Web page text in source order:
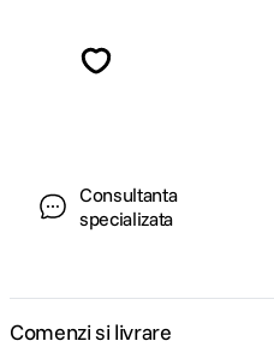
Consultanta
specializata
Comenzi si livrare